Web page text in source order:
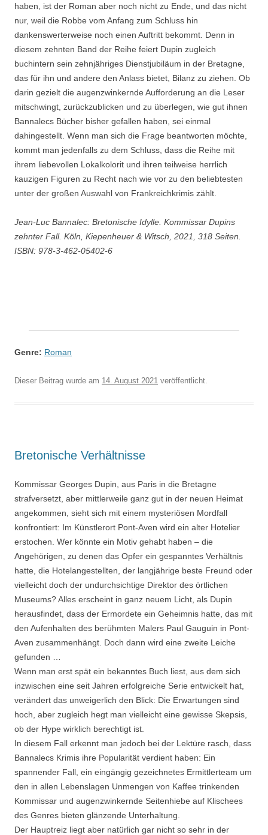
haben, ist der Roman aber noch nicht zu Ende, und das nicht
nur, weil die Robbe vom Anfang zum Schluss hin
dankenswerterweise noch einen Auftritt bekommt. Denn in
diesem zehnten Band der Reihe feiert Dupin zugleich
buchintern sein zehnjähriges Dienstjubiläum in der Bretagne,
das für ihn und andere den Anlass bietet, Bilanz zu ziehen. Ob
darin gezielt die augenzwinkernde Aufforderung an die Leser
mitschwingt, zurückzublicken und zu überlegen, wie gut ihnen
Bannalecs Bücher bisher gefallen haben, sei einmal
dahingestellt. Wenn man sich die Frage beantworten möchte,
kommt man jedenfalls zu dem Schluss, dass die Reihe mit
ihrem liebevollen Lokalkolorit und ihren teilweise herrlich
kauzigen Figuren zu Recht nach wie vor zu den beliebtesten
unter der großen Auswahl von Frankreichkrimis zählt.
Jean-Luc Bannalec: Bretonische Idylle. Kommissar Dupins
zehnter Fall. Köln, Kiepenheuer & Witsch, 2021, 318 Seiten.
ISBN: 978-3-462-05402-6
Genre: Roman
Dieser Beitrag wurde am 14. August 2021 veröffentlicht.
Bretonische Verhältnisse
Kommissar Georges Dupin, aus Paris in die Bretagne
strafversetzt, aber mittlerweile ganz gut in der neuen Heimat
angekommen, sieht sich mit einem mysteriösen Mordfall
konfrontiert: Im Künstlerort Pont-Aven wird ein alter Hotelier
erstochen. Wer könnte ein Motiv gehabt haben – die
Angehörigen, zu denen das Opfer ein gespanntes Verhältnis
hatte, die Hotelangestellten, der langjährige beste Freund oder
vielleicht doch der undurchsichtige Direktor des örtlichen
Museums? Alles erscheint in ganz neuem Licht, als Dupin
herausfindet, dass der Ermordete ein Geheimnis hatte, das mit
den Aufenhalten des berühmten Malers Paul Gauguin in Pont-
Aven zusammenhängt. Doch dann wird eine zweite Leiche
gefunden …
Wenn man erst spät ein bekanntes Buch liest, aus dem sich
inzwischen eine seit Jahren erfolgreiche Serie entwickelt hat,
verändert das unweigerlich den Blick: Die Erwartungen sind
hoch, aber zugleich hegt man vielleicht eine gewisse Skepsis,
ob der Hype wirklich berechtigt ist.
In diesem Fall erkennt man jedoch bei der Lektüre rasch, dass
Bannalecs Krimis ihre Popularität verdient haben: Ein
spannender Fall, ein eingängig gezeichnetes Ermittlerteam um
den in allen Lebenslagen Unmengen von Kaffee trinkenden
Kommissar und augenzwinkernde Seitenhiebe auf Klischees
des Genres bieten glänzende Unterhaltung.
Der Hauptreiz liegt aber natürlich gar nicht so sehr in der